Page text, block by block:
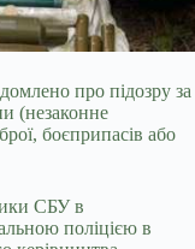
про підозру за
(незаконне
боєприпасів або
СБУ в
поліцією в